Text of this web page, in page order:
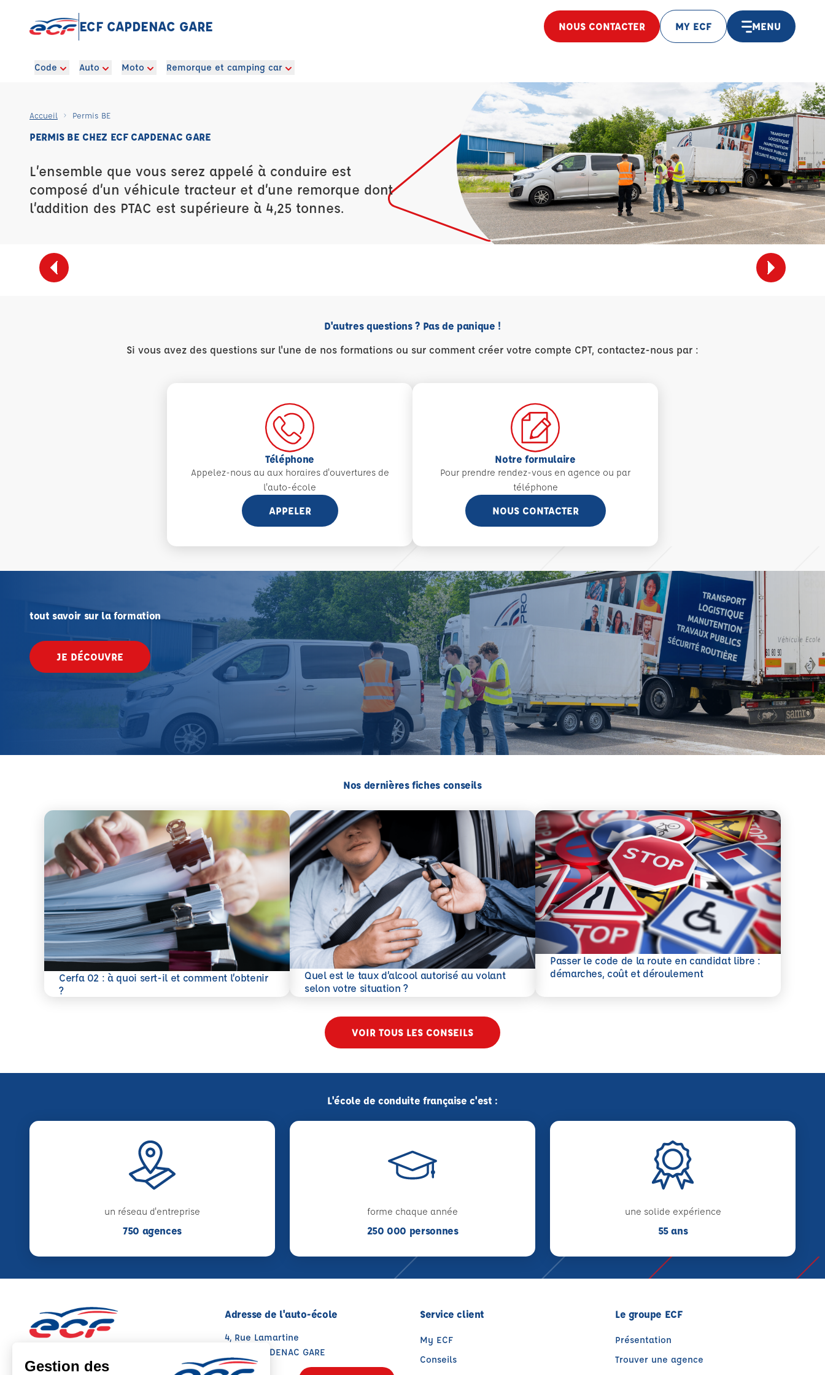
ECF CAPDENAC GARE NOUS CONTACTER MY ECF MENU
Code Auto Moto Remorque et camping car
Accueil Permis BE
PERMIS BE CHEZ ECF CAPDENAC GARE
L’ensemble que vous serez appelé à conduire est
composé d’un véhicule tracteur et d’une remorque dont
l’addition des PTAC est supérieure à 4,25 tonnes.
D'autres questions ? Pas de panique !
Si vous avez des questions sur l'une de nos formations ou sur comment créer votre compte CPT, contactez-nous par :
Téléphone
Appelez-nous au aux horaires d'ouvertures de
l'auto-école
APPELER
Notre formulaire
Pour prendre rendez-vous en agence ou par
téléphone
NOUS CONTACTER
tout savoir sur la formation
JE DÉCOUVRE
Nos dernières fiches conseils
Cerfa 02 : à quoi sert-il et comment l’obtenir
?
En savoir plus
Quel est le taux d’alcool autorisé au volant
selon votre situation ?
En savoir plus
Passer le code de la route en candidat libre :
démarches, coût et déroulement
En savoir plus
VOIR TOUS LES CONSEILS
L'école de conduite française c'est :
un réseau d'entreprise
750 agences
forme chaque année
250 000 personnes
une solide expérience
55 ans
Adresse de l'auto-école
4, Rue Lamartine
12700 CAPDENAC GARE
Service client
My ECF
Conseils
Le groupe ECF
Présentation
Trouver une agence